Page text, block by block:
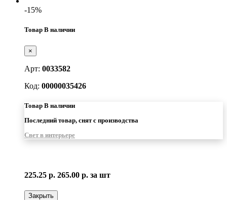
-15%
Товар В наличии
×
Арт: 0033582
Код: 00000035426
Товар В наличии
Последний товар, снят с производства
Свет в интерьере
225.25 р. 265.00 р. за шт
Закрыть